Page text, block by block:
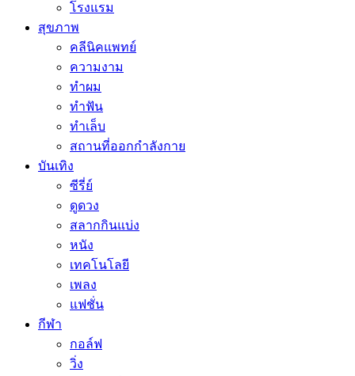
โรงแรม
สุขภาพ
คลีนิคแพทย์
ความงาม
ทำผม
ทำฟัน
ทำเล็บ
สถานที่ออกกำลังกาย
บันเทิง
ซีรี่ย์
ดูดวง
สลากกินแบ่ง
หนัง
เทคโนโลยี
เพลง
แฟชั่น
กีฬา
กอล์ฟ
วิ่ง